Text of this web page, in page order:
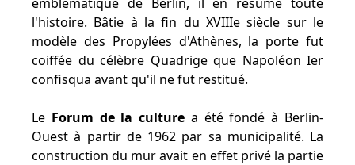
l'histoire. Bâtie à la fin du XVIIIe siècle sur le
modèle des Propylées d'Athènes, la porte fut
coiffée du célèbre Quadrige que Napoléon Ier
confisqua avant qu'il ne fut restitué.
Le Forum de la culture a été fondé à Berlin-
Ouest à partir de 1962 par sa municipalité. La
construction du mur avait en effet privé la partie